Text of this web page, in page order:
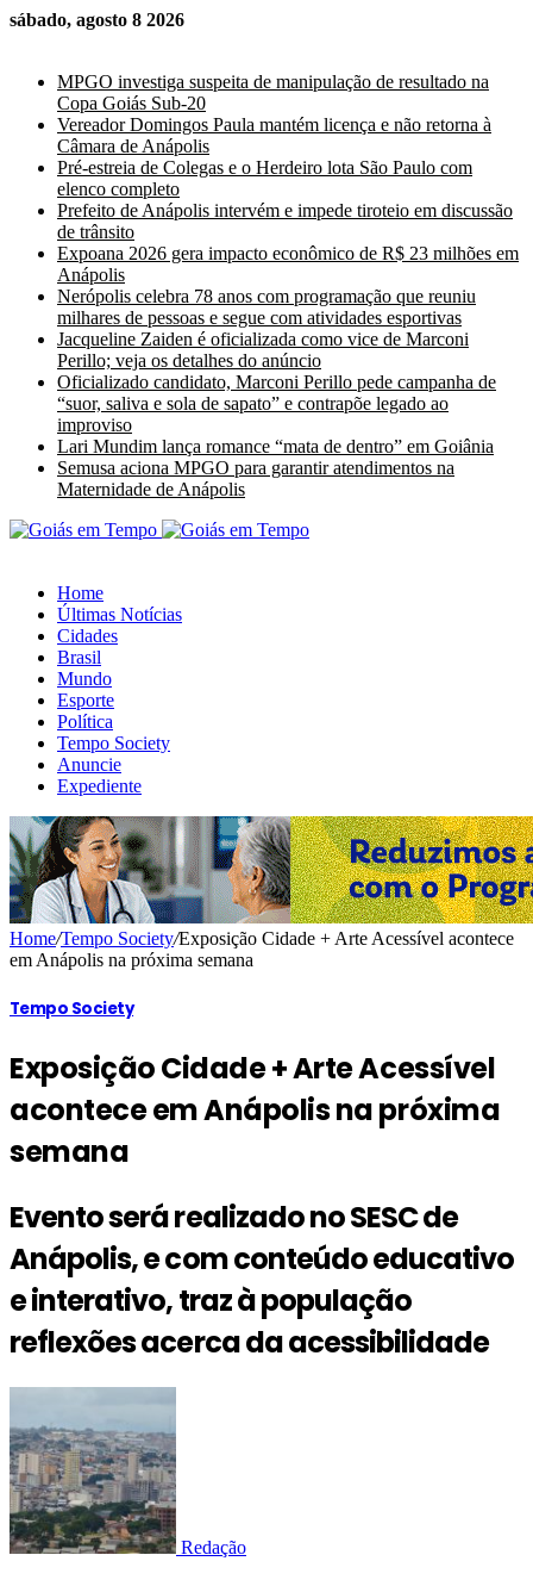
sábado, agosto 8 2026
MPGO investiga suspeita de manipulação de resultado na
Copa Goiás Sub-20
Vereador Domingos Paula mantém licença e não retorna à
Câmara de Anápolis
Pré-estreia de Colegas e o Herdeiro lota São Paulo com
elenco completo
Prefeito de Anápolis intervém e impede tiroteio em discussão
de trânsito
Expoana 2026 gera impacto econômico de R$ 23 milhões em
Anápolis
Nerópolis celebra 78 anos com programação que reuniu
milhares de pessoas e segue com atividades esportivas
Jacqueline Zaiden é oficializada como vice de Marconi
Perillo; veja os detalhes do anúncio
Oficializado candidato, Marconi Perillo pede campanha de
“suor, saliva e sola de sapato” e contrapõe legado ao
improviso
Lari Mundim lança romance “mata de dentro” em Goiânia
Semusa aciona MPGO para garantir atendimentos na
Maternidade de Anápolis
Home
Últimas Notícias
Cidades
Brasil
Mundo
Esporte
Política
Tempo Society
Anuncie
Expediente
Home/Tempo Society/Exposição Cidade + Arte Acessível acontece
em Anápolis na próxima semana
Tempo Society
Exposição Cidade + Arte Acessível
acontece em Anápolis na próxima
semana
Evento será realizado no SESC de
Anápolis, e com conteúdo educativo
e interativo, traz à população
reflexões acerca da acessibilidade
Redação